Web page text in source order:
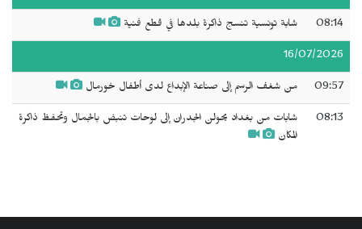
08:14 شابة تونسية تنسج ذاكرة بلدها في قطع فنية
16/07/2026
09:57 من شغف الرسم إلى صناعة الإبداع لدى أطفال خورمال
08:13
شابات من بغداد يحولن الجدران إلى لوحات تنبض بالجمال وتحفظ ذاكرة
المكان